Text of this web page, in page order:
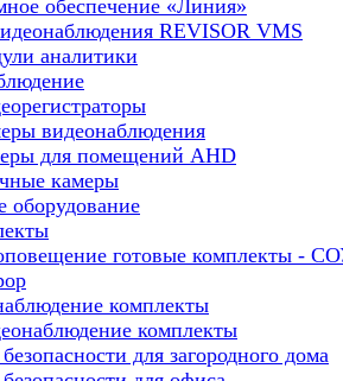
обеспечение «Линия»
REVISOR VMS
аналитики
видеонаблюдения
для помещений AHD
камеры
оборудование
готовые комплекты -
комплекты
комплекты
для загородного дома